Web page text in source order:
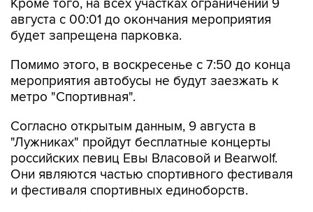
Кроме того, на всех участках ограничений 9
августа с 00:01 до окончания мероприятия
будет запрещена парковка.
Помимо этого, в воскресенье с 7:50 до конца
мероприятия автобусы не будут заезжать к
метро "Спортивная".
Согласно открытым данным, 9 августа в
"Лужниках" пройдут бесплатные концерты
российских певиц Евы Власовой и Bearwolf.
Они являются частью спортивного фестиваля
и фестиваля спортивных единоборств.